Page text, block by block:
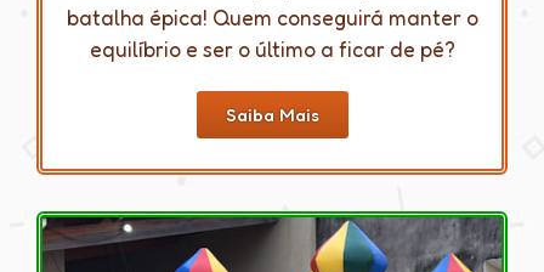
batalha épica! Quem conseguirá manter o
equilíbrio e ser o último a ficar de pé?
Saiba Mais